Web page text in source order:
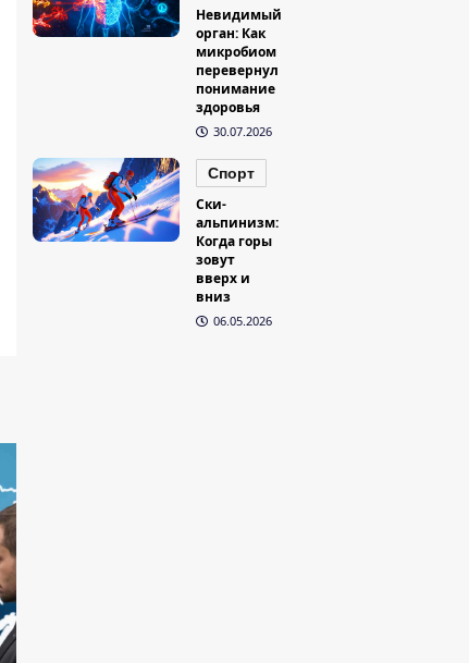
Невидимый
орган: Как
микробиом
перевернул
понимание
здоровья
30.07.2026
Спорт
Ски-
альпинизм:
Когда горы
зовут
вверх и
вниз
06.05.2026